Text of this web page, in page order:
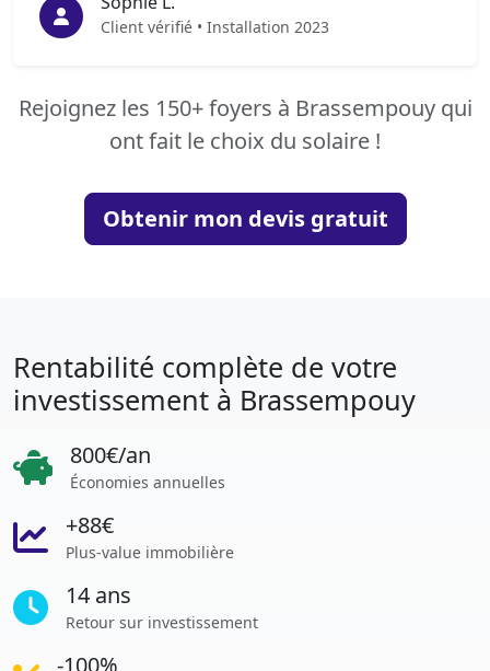
Client vérifié • Installation 2023
Rejoignez les 150+ foyers à Brassempouy qui
ont fait le choix du solaire !
Obtenir mon devis gratuit
Rentabilité complète de votre
investissement à Brassempouy
800€/an
Économies annuelles
+88€
Plus-value immobilière
14 ans
Retour sur investissement
-100%